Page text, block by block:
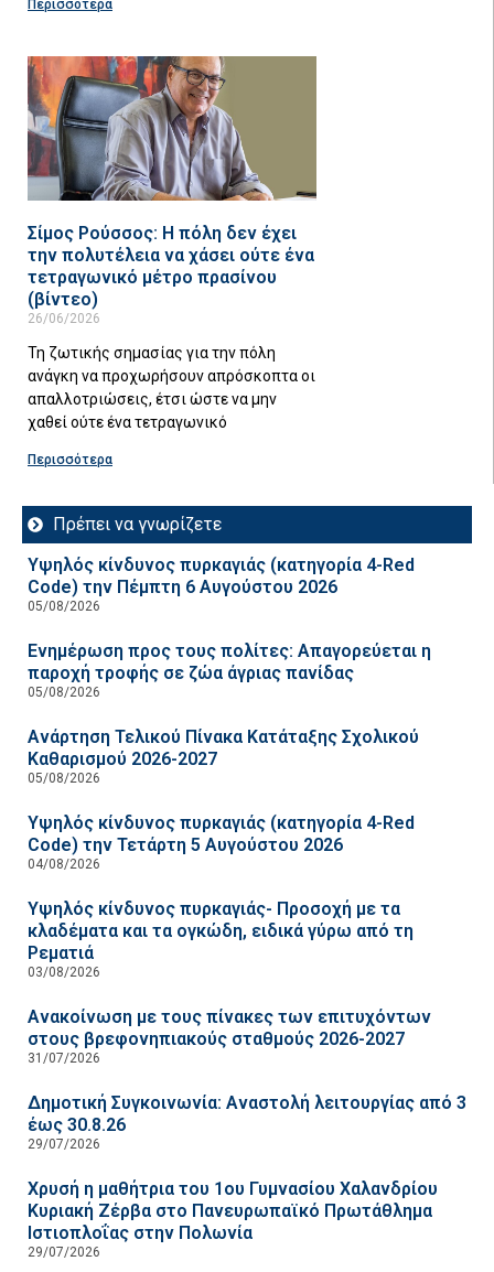
Περισσότερα
Σίμος Ρούσσος: Η πόλη δεν έχει
την πολυτέλεια να χάσει ούτε ένα
τετραγωνικό μέτρο πρασίνου
(βίντεο)
26/06/2026
Τη ζωτικής σημασίας για την πόλη
ανάγκη να προχωρήσουν απρόσκοπτα οι
απαλλοτριώσεις, έτσι ώστε να μην
χαθεί ούτε ένα τετραγωνικό
Περισσότερα
Πρέπει να γνωρίζετε
Υψηλός κίνδυνος πυρκαγιάς (κατηγορία 4-Red
Code) την Πέμπτη 6 Αυγούστου 2026
05/08/2026
Ενημέρωση προς τους πολίτες: Απαγορεύεται η
παροχή τροφής σε ζώα άγριας πανίδας
05/08/2026
Ανάρτηση Τελικού Πίνακα Κατάταξης Σχολικού
Καθαρισμού 2026-2027
05/08/2026
Υψηλός κίνδυνος πυρκαγιάς (κατηγορία 4-Red
Code) την Τετάρτη 5 Αυγούστου 2026
04/08/2026
Υψηλός κίνδυνος πυρκαγιάς- Προσοχή με τα
κλαδέματα και τα ογκώδη, ειδικά γύρω από τη
Ρεματιά
03/08/2026
Ανακοίνωση με τους πίνακες των επιτυχόντων
στους βρεφονηπιακούς σταθμούς 2026-2027
31/07/2026
Δημοτική Συγκοινωνία: Αναστολή λειτουργίας από 3
έως 30.8.26
29/07/2026
Χρυσή η μαθήτρια του 1ου Γυμνασίου Χαλανδρίου
Κυριακή Ζέρβα στο Πανευρωπαϊκό Πρωτάθλημα
Ιστιοπλοΐας στην Πολωνία
29/07/2026